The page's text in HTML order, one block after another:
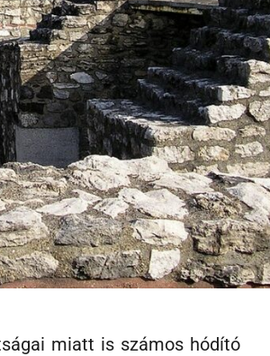
miatt is számos hódító